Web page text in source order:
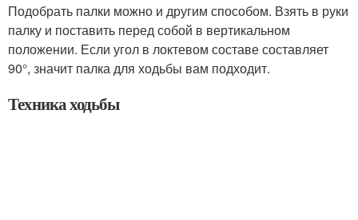
Подобрать палки можно и другим способом. Взять в руки
палку и поставить перед собой в вертикальном
положении. Если угол в локтевом составе составляет
90°, значит палка для ходьбы вам подходит.
Техника ходьбы